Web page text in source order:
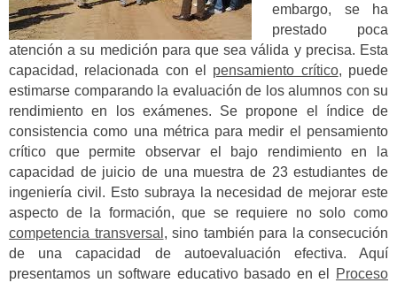
embargo, se ha
prestado poca
atención a su medición para que sea válida y precisa. Esta
capacidad, relacionada con el pensamiento crítico, puede
estimarse comparando la evaluación de los alumnos con su
rendimiento en los exámenes. Se propone el índice de
consistencia como una métrica para medir el pensamiento
crítico que permite observar el bajo rendimiento en la
capacidad de juicio de una muestra de 23 estudiantes de
ingeniería civil. Esto subraya la necesidad de mejorar este
aspecto de la formación, que se requiere no solo como
competencia transversal , sino también para la consecución
de una capacidad de autoevaluación efectiva. Aquí
presentamos un software educativo basado en el
Proceso